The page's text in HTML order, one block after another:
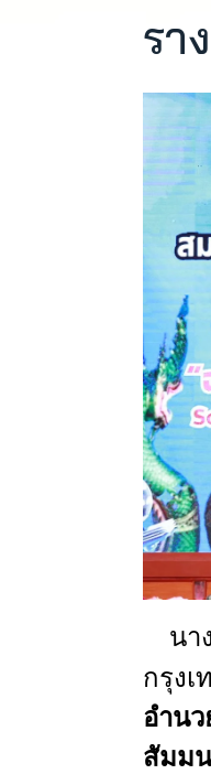
รา
นา
กรุง
อำน
สัมม